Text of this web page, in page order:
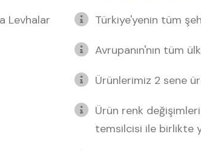
Levhalar
Türkiye'yenin tüm
Avrupanın'nın tüm
Ürünlerimiz 2 sene
Ürün renk
temsilcisi ile birlikte